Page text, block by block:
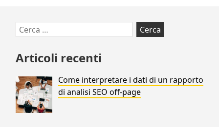
Vai
al
footer
Ricerca
per:
Articoli recenti
Come interpretare i dati di un rapporto
di analisi SEO off-page